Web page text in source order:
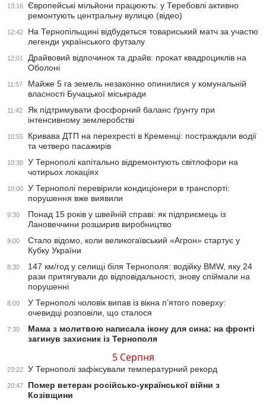
13:16
Європейські мільйони працюють: у Теребовлі активно
ремонтують центральну вулицю (відео)
12:42
На Тернопільщині відбудеться товариський матч за участю
легенди українського футзалу
12:01
Драйвовий відпочинок та драйв: прокат квадроциклів на
Оболоні
11:57
Майже 5 га земель незаконно опинилися у комунальній
власності Бучацької міськради
11:42
Як підтримувати фосфорний баланс ґрунту при
інтенсивному землеробстві
10:55
Кривава ДТП на перехресті в Кременці: постраждали водії
та четверо пасажирів
10:30
У Тернополі капітально відремонтують світлофори на
чотирьох локаціях
10:00
У Тернополі перевірили кондиціонери в транспорті:
порушення вже виявили
9:30
Понад 15 років у швейній справі: як підприємець із
Лановеччини розширив виробництво
9:00
Стало відомо, коли великогаївський «Агрон» стартує у
Кубку України
8:30
147 км/год у селищі біля Тернополя: водійку BMW, яку 24
рази притягували до відповідальності, знову спіймали на
порушенні
8:00
У Тернополі чоловік випав із вікна п’ятого поверху:
очевидці розповіли, що сталося
7:30
Мама з молитвою написала ікону для сина: на фронті
загинув захисник із Тернополя
5 Серпня
23:22 У Тернополі зафіксували температурний рекорд
20:47
Помер ветеран російсько-української війни з
Козівщини